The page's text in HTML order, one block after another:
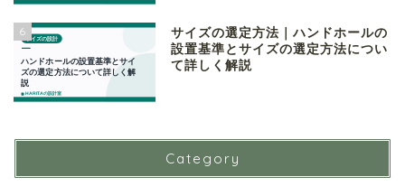
6
サイズの選定方法｜ハンドホールの
設置基準とサイズの選定方法につい
て詳しく解説
Category